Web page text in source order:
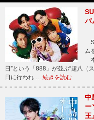
バ
ム
日”という「888」が並ぶ“超八（
日に行われ … 続きを読む
中
ー
王